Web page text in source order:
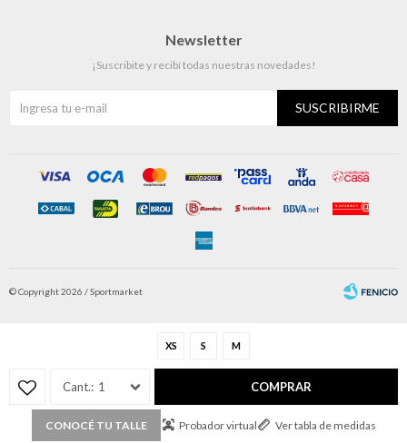
XS S M
1 COMPRAR
CONOCÉ TU TALLE Probador virtual Ver tabla de medidas
Newsletter
¡Suscribite y recibí todas nuestras novedades!
SUSCRIBIRME
© Copyright 2026 / Sportmarket